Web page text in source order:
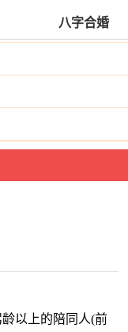
八字合婚
以上的陪同人(前